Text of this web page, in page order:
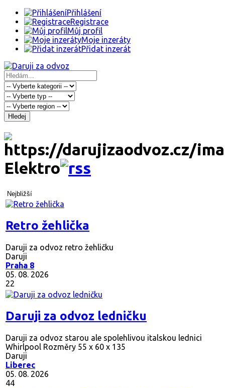
Přihlášení
Registrace
Můj profil
Moje inzeráty
Přidat inzerát
Hledej
Elektro
Nejbližší
Retro žehlička
Daruji za odvoz retro žehličku
Daruji
Praha 8
05. 08. 2026
22
Daruji za odvoz ledničku
Daruji za odvoz starou ale spolehlivou italskou lednici
Whirlpool Rozměry 55 x 60 x 135
Daruji
Liberec
05. 08. 2026
44